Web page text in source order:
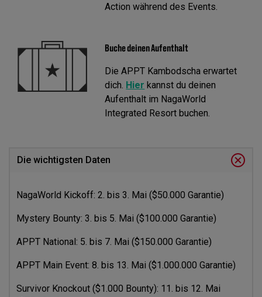
Action während des Events.
Buche deinen Aufenthalt
Die APPT Kambodscha erwartet
dich. Hier kannst du deinen
Aufenthalt im NagaWorld
Integrated Resort buchen.
Die wichtigsten Daten
NagaWorld Kickoff: 2. bis 3. Mai ($50.000 Garantie)
Mystery Bounty: 3. bis 5. Mai ($100.000 Garantie)
APPT National: 5. bis 7. Mai ($150.000 Garantie)
APPT Main Event: 8. bis 13. Mai ($1.000.000 Garantie)
Survivor Knockout ($1.000 Bounty): 11. bis 12. Mai